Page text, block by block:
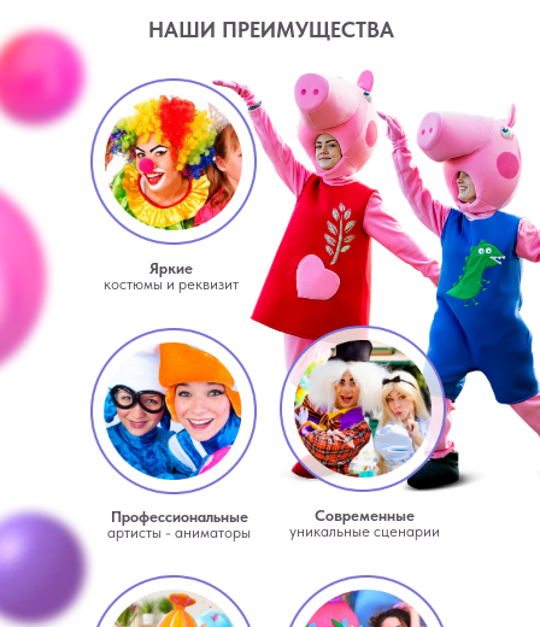
Современные
уникальные сценарии
Профессиональные
артисты - аниматоры
Яркие
костюмы и реквизит
НАШИ ПРЕИМУЩЕСТВА